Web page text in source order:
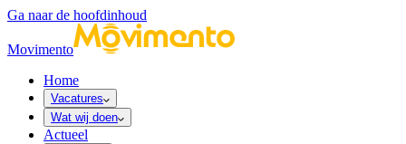
Ga naar de hoofdinhoud
Movimento
Home
Vacatures
Wat wij doen
Actueel